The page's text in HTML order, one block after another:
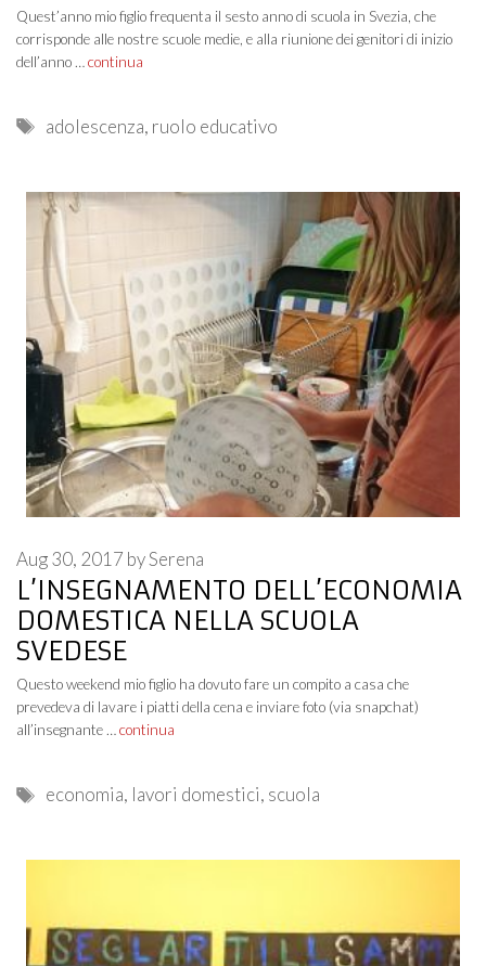
Quest’anno mio figlio frequenta il sesto anno di scuola in Svezia, che
corrisponde alle nostre scuole medie, e alla riunione dei genitori di inizio
dell’anno … continua
Tags
adolescenza, ruolo educativo
L’INSEGNAMENTO DELL’ECONOMIA
DOMESTICA NELLA SCUOLA
SVEDESE
Aug 30, 2017 bySerena
Questo weekend mio figlio ha dovuto fare un compito a casa che
prevedeva di lavare i piatti della cena e inviare foto (via snapchat)
all’insegnante …continua
Tags
economia, lavori domestici, scuola